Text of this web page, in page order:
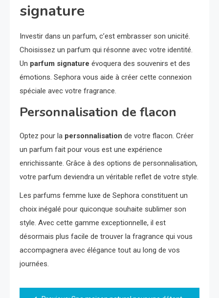
signature
Investir dans un parfum, c’est embrasser son unicité.
Choisissez un parfum qui résonne avec votre identité.
Un parfum signature évoquera des souvenirs et des
émotions. Sephora vous aide à créer cette connexion
spéciale avec votre fragrance.
Personnalisation de flacon
Optez pour la personnalisation de votre flacon. Créer
un parfum fait pour vous est une expérience
enrichissante. Grâce à des options de personnalisation,
votre parfum deviendra un véritable reflet de votre style.
Les parfums femme luxe de Sephora constituent un
choix inégalé pour quiconque souhaite sublimer son
style. Avec cette gamme exceptionnelle, il est
désormais plus facile de trouver la fragrance qui vous
accompagnera avec élégance tout au long de vos
journées.
Navigation